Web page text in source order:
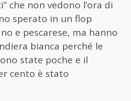
che non vedono l’ora di
sperato in un flop
e pescarese, ma hanno
bianca perché le
state poche e il
cento è stato